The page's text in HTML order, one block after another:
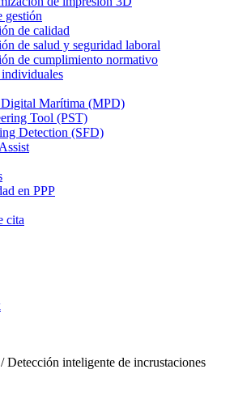
gestión
de calidad
de salud y seguridad laboral
de cumplimiento normativo
Digital Marítima (MPD)
Tool (PST)
Detection (SFD)
en PPP
cita
/ Detección inteligente de incrustaciones